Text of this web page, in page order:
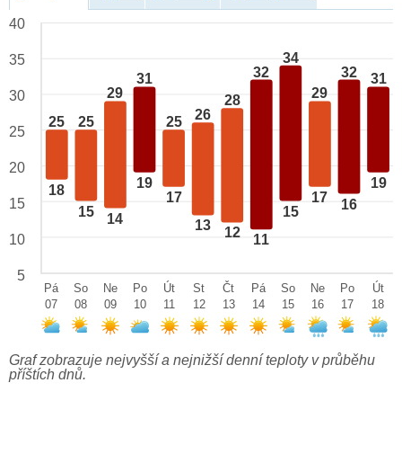
25
18
25
15
29
14
31
19
25
17
26
13
28
12
32
11
34
15
29
17
32
16
31
19
40
35
30
25
20
15
10
5
Pá
07
So
08
Ne
09
Po
10
Út
11
St
12
Čt
13
Pá
14
So
15
Ne
16
Po
17
Út
18
Graf zobrazuje nejvyšší a nejnižší denní teploty v průběhu
příštích dnů.